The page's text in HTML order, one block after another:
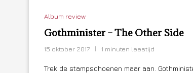
Album review
Gothminister – The Other Side
15 oktober 2017 1 minuten leestijd
Trek de stampschoenen maar aan.